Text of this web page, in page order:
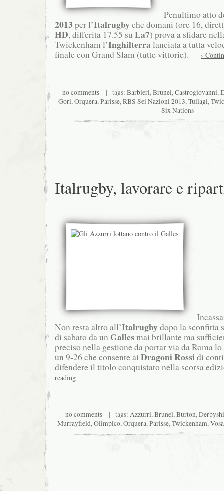
Penultimo atto
2013 per l’Italrugbyche domani (ore 16,
HD, differita 17.55 su La7) prova a sfidare
Twickenham l’Inghilterra lanciata a tutta
finale con Grand Slam (tutte vittorie).
›
no comments| tags: Barbieri,Brunel,Castrogiovanni,
Gori,Orquera,Parisse,RBS Sei Nazioni 2013,Tuilagi,
Six Nations
Italrugby, lavorare e
Non resta altro all’Italrugbydopo la sconfitta
di sabato da un Gallesmai brillante ma
preciso nella gestione da portar via da Roma
un 9-26 che consente ai Dragoni Rossidi
difendere il titolo conquistato nella scorsa
reading
no comments| tags: Azzurri,Brunel,Burton,
Murrayfield,Olimpico,Orquera,Parisse,Twickenham,